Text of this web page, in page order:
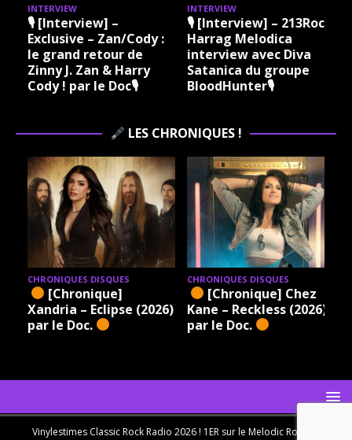
INTERVIEW
🎙 [Interview] –
Exclusive – Zan/Cody :
le grand retour de
Zinny J. Zan & Harry
Cody ! par le Doc🎙
INTERVIEW
🎙 [Interview] – 213Rock
Harrag Melodica
interview avec Diva
Satanica du groupe
BloodHunter🎙
LES CHRONIQUES !
CHRONIQUES DISQUES
[Chronique]
Xandria – Eclipse (2026)
par le Doc.
CHRONIQUES DISQUES
[Chronique] Chez
Kane – Reckless (2026)
par le Doc.
Vinylestimes Classic Rock Radio 2026 ! 1ER sur le Melodic Rock en